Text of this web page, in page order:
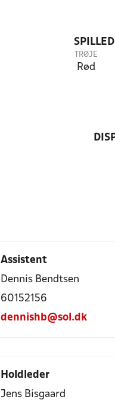
TRØJE
Rød
Assistent
Dennis Bendtsen
60152156
dennishb@sol.dk
Holdleder
Jens Bisgaard